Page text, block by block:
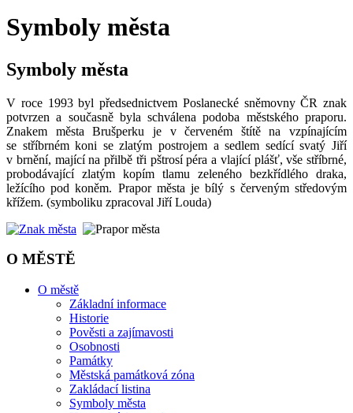
Symboly města
Symboly města
V roce 1993 byl předsednictvem Poslanecké sněmovny ČR znak
potvrzen a současně byla schválena podoba městského praporu.
Znakem města Brušperku je v červeném štítě na vzpínajícím
se stříbrném koni se zlatým postrojem a sedlem sedící svatý Jiří
v brnění, mající na přilbě tři pštrosí péra a vlající plášť, vše stříbrné,
pro­bodávající zlatým kopím tlamu zeleného bezkřídlého draka,
ležícího pod koněm. Prapor města je bílý s červeným středovým
křížem. (symboliku zpracoval Jiří Louda)
O MĚSTĚ
O městě
Základní informace
Historie
Pověsti a zajímavosti
Osobnosti
Památky
Městská památková zóna
Zakládací listina
Symboly města